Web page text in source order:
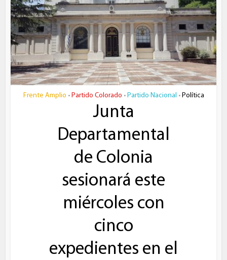
Frente Amplio • Partido Colorado • Partido Nacional • Política
Junta
Departamental
de Colonia
sesionará este
miércoles con
cinco
expedientes en el